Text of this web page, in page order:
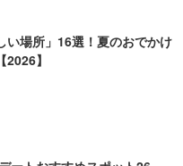
い場所」16選！夏のおでかけ
】